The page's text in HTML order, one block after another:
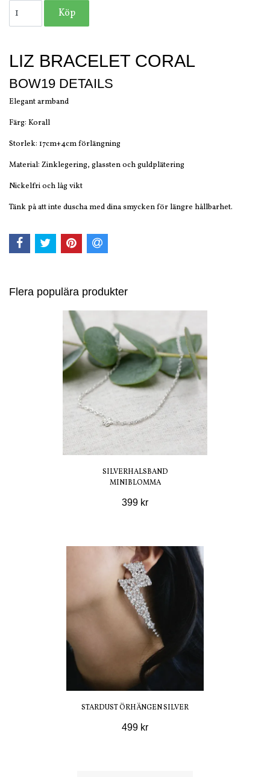
LIZ BRACELET CORAL
BOW19 DETAILS
Elegant armband
Färg: Korall
Storlek: 17cm+4cm förlängning
Material: Zinklegering, glassten och guldplätering
Nickelfri och låg vikt
Tänk på att inte duscha med dina smycken för längre hållbarhet.
Flera populära produkter
SILVERHALSBAND
MINIBLOMMA
399 kr
STARDUST ÖRHÄNGEN SILVER
499 kr